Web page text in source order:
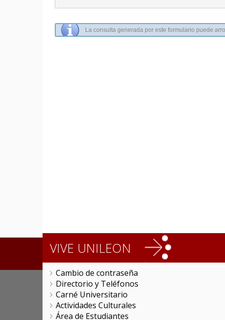
VIVE UNILEON
Cambio de contraseña
Directorio y Teléfonos
Carné Universitario
Actividades Culturales
Área de Estudiantes